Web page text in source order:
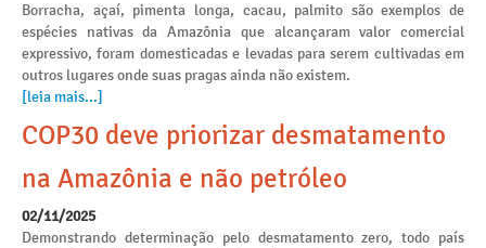
Borracha, açaí, pimenta longa, cacau, palmito são exemplos de
espécies nativas da Amazônia que alcançaram valor comercial
expressivo, foram domesticadas e levadas para serem cultivadas em
outros lugares onde suas pragas ainda não existem.
[leia mais...]
COP30 deve priorizar desmatamento
na Amazônia e não petróleo
02/11/2025
Demonstrando determinação pelo desmatamento zero, todo país